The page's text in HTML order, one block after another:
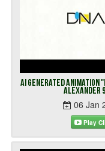
AI Generated Animation
Alexander
06 Jan
Play